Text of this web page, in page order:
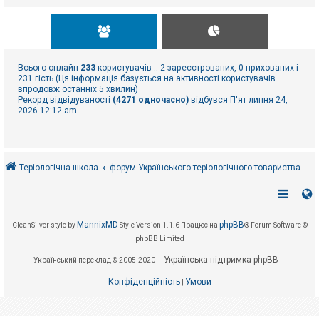
Всього онлайн 233 користувачів :: 2 зареєстрованих, 0 прихованих і
231 гість (Ця інформація базується на активності користувачів
впродовж останніх 5 хвилин)
Рекорд відвідуваності (4271 одночасно) відбувся П'ят липня 24,
2026 12:12 am
Теріологічна школа форум Українського теріологічного товариства
CleanSilver style by MannixMD Style Version 1.1.6 Працює на phpBB® Forum Software ©
phpBB Limited
Український переклад © 2005-2020 Українська підтримка phpBB
Конфіденційність| Умови